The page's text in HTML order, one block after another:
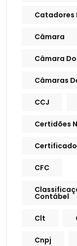
Catadores
Câmara
Câmara
Câmaras
CCJ
Certidões
CFC
Contábel
Clt
Cnpj